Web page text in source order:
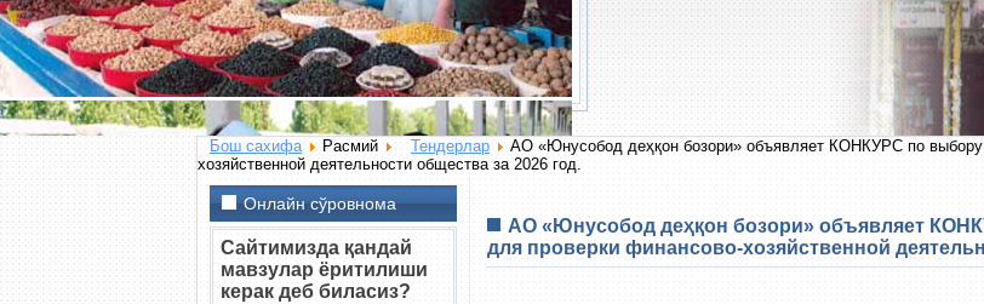
Бош сахифа Расмий Тендерлар
АО «Юнусобод деҳқон бозори» объявляет КОНКУРС по выбору
хозяйственной деятельности общества за 2026 год.
Онлайн сўровнома
Сайтимизда қандай
мавзулар ёритилиши
керак деб биласиз?
АО «Юнусобод деҳқон бозори» объявляет
для проверки финансово-хозяйственной